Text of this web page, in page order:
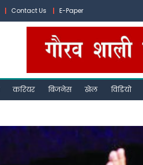
Contact Us E-Paper
करियर बिजनेस खेल विडियो